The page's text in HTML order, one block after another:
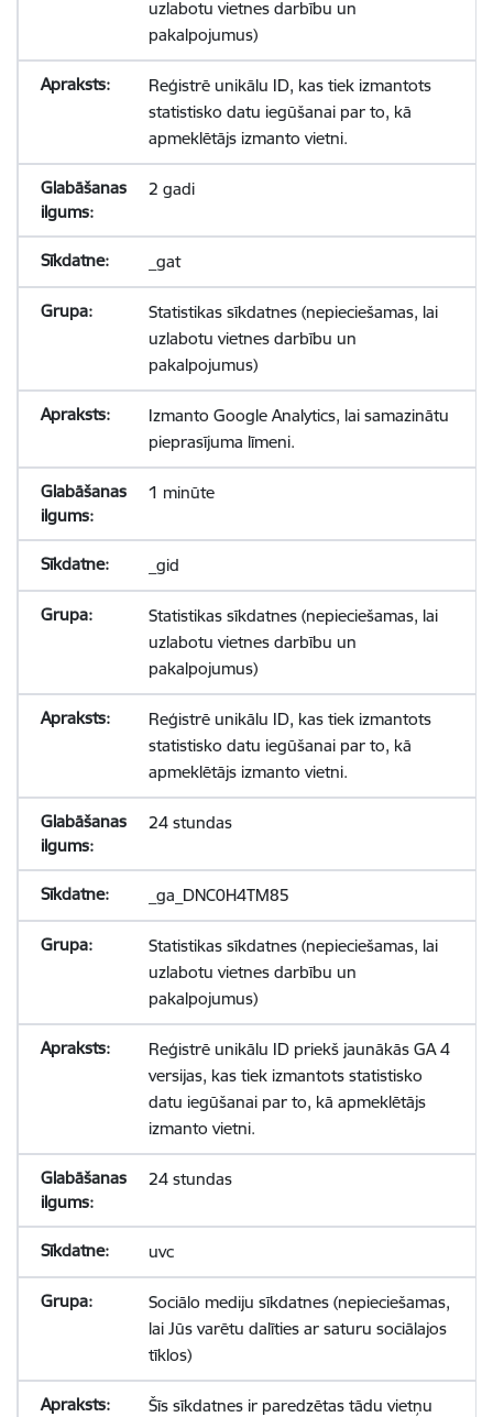
uzlabotu vietnes darbību un
pakalpojumus)
Reģistrē unikālu ID, kas tiek izmantots
statistisko datu iegūšanai par to, kā
apmeklētājs izmanto vietni.
2 gadi
_gat
Statistikas sīkdatnes (nepieciešamas, lai
uzlabotu vietnes darbību un
pakalpojumus)
Izmanto Google Analytics, lai samazinātu
pieprasījuma līmeni.
1 minūte
_gid
Statistikas sīkdatnes (nepieciešamas, lai
uzlabotu vietnes darbību un
pakalpojumus)
Reģistrē unikālu ID, kas tiek izmantots
statistisko datu iegūšanai par to, kā
apmeklētājs izmanto vietni.
24 stundas
_ga_DNC0H4TM85
Statistikas sīkdatnes (nepieciešamas, lai
uzlabotu vietnes darbību un
pakalpojumus)
Reģistrē unikālu ID priekš jaunākās GA 4
versijas, kas tiek izmantots statistisko
datu iegūšanai par to, kā apmeklētājs
izmanto vietni.
24 stundas
uvc
Sociālo mediju sīkdatnes (nepieciešamas,
lai Jūs varētu dalīties ar saturu sociālajos
tīklos)
Šīs sīkdatnes ir paredzētas tādu vietņu